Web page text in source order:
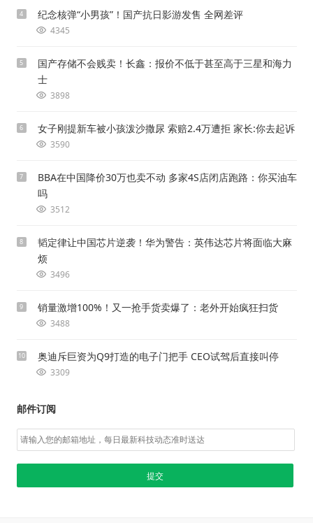
4 纪念核弹“小男孩”！国产抗日影游发售 全网差评
4345
5
国产存储不会贱卖！长鑫：报价不低于甚至高于三星和海力
士
3898
6 女子刚提新车被小孩泼沙撒尿 索赔2.4万遭拒 家长:你去起诉
3590
7
BBA在中国降价30万也卖不动 多家4S店闭店跑路：你买油车
吗
3512
8
韬定律让中国芯片逆袭！华为警告：英伟达芯片将面临大麻
烦
3496
9 销量激增100%！又一抢手货卖爆了：老外开始疯狂扫货
3488
10 奥迪斥巨资为Q9打造的电子门把手 CEO试驾后直接叫停
3309
邮件订阅